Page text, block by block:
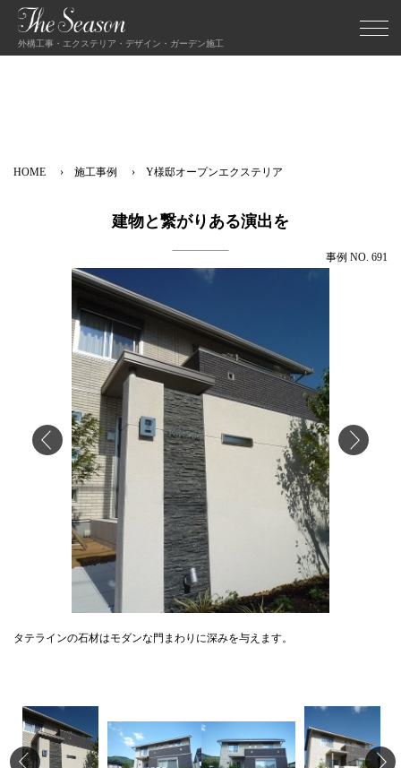
外構工事・エクステリア・デザイン・ガーデン施工
HOME 施工事例 Y様邸オープンエクステリア
建物と繋がりある演出を
事例 NO. 691
タテラインの石材はモダンな門まわりに深みを与えます。